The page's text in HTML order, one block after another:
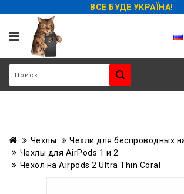
ВСЕ БУДЕ УКРАЇНА!
Чехлы
Чехли для беcпроводных
Чехлы для AirPods 1 и 2
Чехол на Airpods 2 Ultra Thin Coral